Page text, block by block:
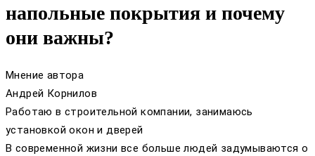
напольные покрытия и почему
они важны?
Мнение автора
Андрей Корнилов
Работаю в строительной компании, занимаюсь
установкой окон и дверей
В современной жизни все больше людей задумываются о